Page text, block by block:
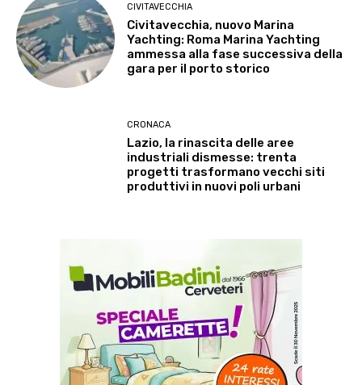
CIVITAVECCHIA
Civitavecchia, nuovo Marina
Yachting: Roma Marina Yachting
ammessa alla fase successiva della
gara per il porto storico
CRONACA
Lazio, la rinascita delle aree
industriali dismesse: trenta
progetti trasformano vecchi siti
produttivi in nuovi poli urbani